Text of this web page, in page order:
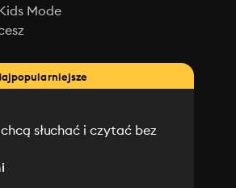
Mode
słuchać i czytać bez